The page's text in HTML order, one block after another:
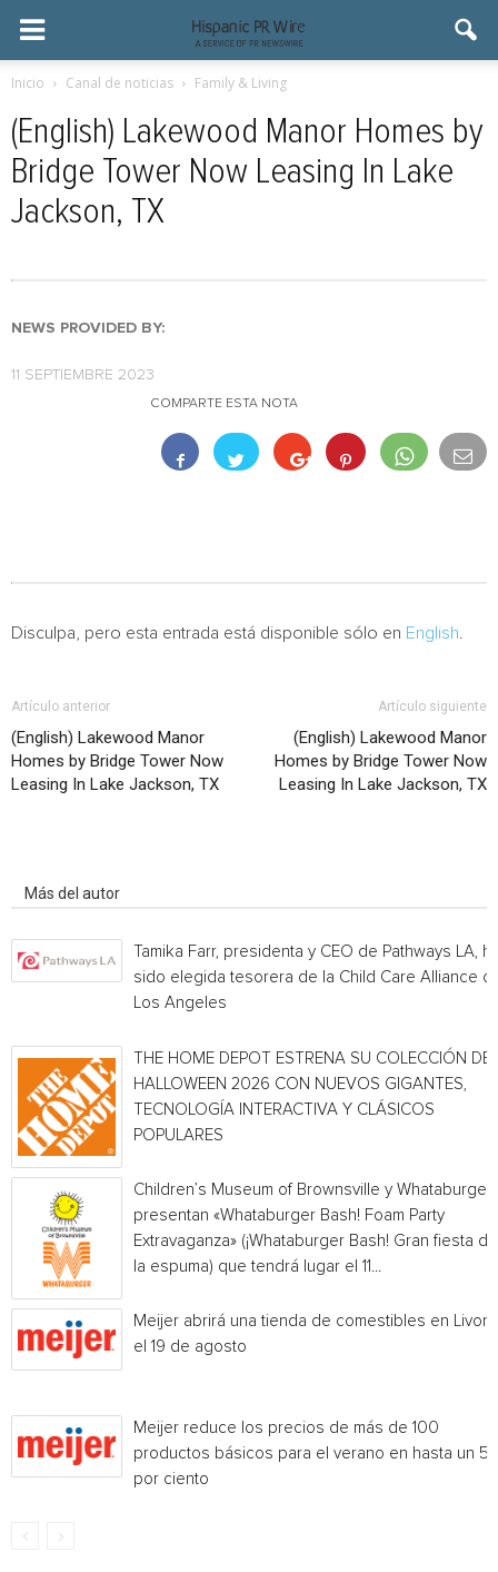
Inicio Canal de noticias Family & Living
(English) Lakewood Manor Homes by
Bridge Tower Now Leasing In Lake
Jackson, TX
NEWS PROVIDED BY:
11 SEPTIEMBRE 2023
COMPARTE ESTA NOTA
Disculpa, pero esta entrada está disponible sólo en English
Artículo anterior
(English) Lakewood Manor
Homes by Bridge Tower Now
Leasing In Lake Jackson, TX
Artículo siguiente
(English) Lakewood Manor
Homes by Bridge Tower Now
Leasing In Lake Jackson, TX
Más del autor
Tamika Farr, presidenta y CEO de Pathways LA,
sido elegida tesorera de la Child Care Alliance of
Los Angeles
THE HOME DEPOT ESTRENA SU COLECCIÓN DE
HALLOWEEN 2026 CON NUEVOS GIGANTES,
TECNOLOGÍA INTERACTIVA Y CLÁSICOS
POPULARES
Children’s Museum of Brownsville y Whataburger
presentan «Whataburger Bash! Foam Party
Extravaganza» (¡Whataburger Bash! Gran fiesta de
la espuma) que tendrá lugar el 11...
Meijer abrirá una tienda de comestibles en
el 19 de agosto
Meijer reduce los precios de más de 100
productos básicos para el verano en hasta un
por ciento